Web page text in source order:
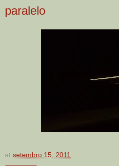
paralelo
at setembro 15, 2011